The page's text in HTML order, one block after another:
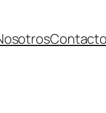
Contacto